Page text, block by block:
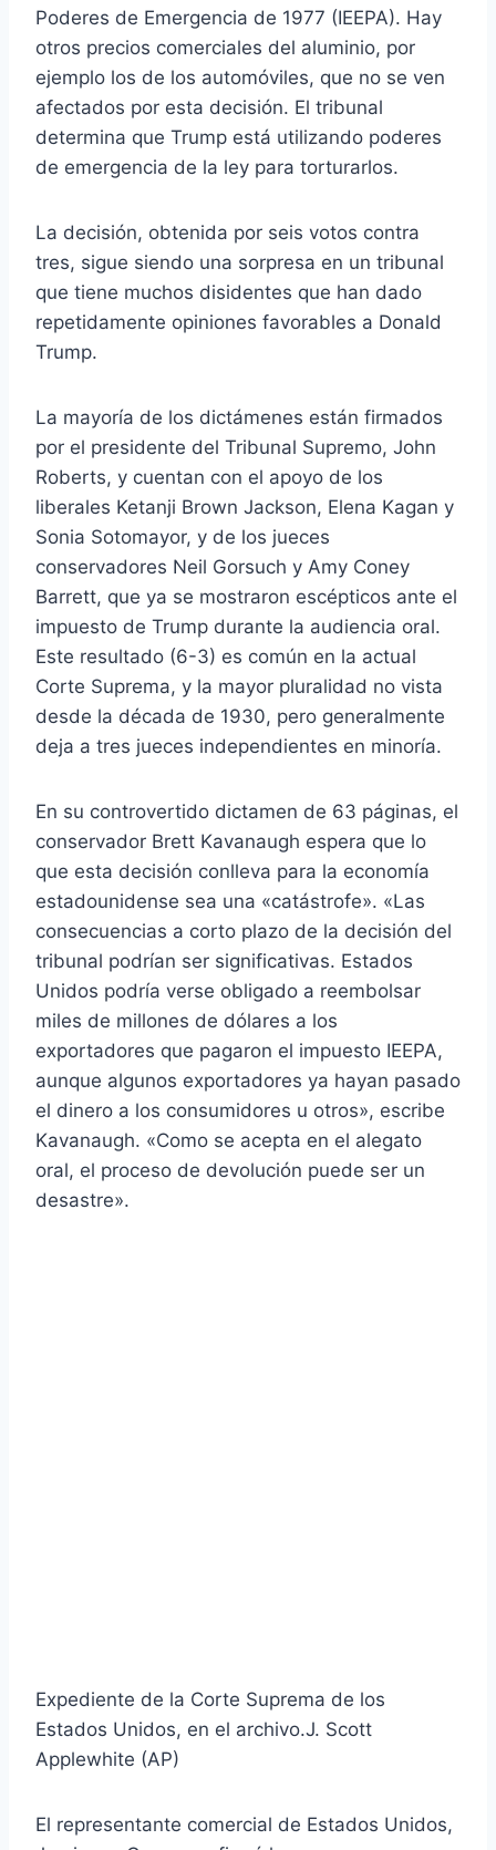
Poderes de Emergencia de 1977 (IEEPA). Hay
otros precios comerciales del aluminio, por
ejemplo los de los automóviles, que no se ven
afectados por esta decisión. El tribunal
determina que Trump está utilizando poderes
de emergencia de la ley para torturarlos.
La decisión, obtenida por seis votos contra
tres, sigue siendo una sorpresa en un tribunal
que tiene muchos disidentes que han dado
repetidamente opiniones favorables a Donald
Trump.
La mayoría de los dictámenes están firmados
por el presidente del Tribunal Supremo, John
Roberts, y cuentan con el apoyo de los
liberales Ketanji Brown Jackson, Elena Kagan y
Sonia Sotomayor, y de los jueces
conservadores Neil Gorsuch y Amy Coney
Barrett, que ya se mostraron escépticos ante el
impuesto de Trump durante la audiencia oral.
Este resultado (6-3) es común en la actual
Corte Suprema, y ​​la mayor pluralidad no vista
desde la década de 1930, pero generalmente
deja a tres jueces independientes en minoría.
En su controvertido dictamen de 63 páginas, el
conservador Brett Kavanaugh espera que lo
que esta decisión conlleva para la economía
estadounidense sea una «catástrofe». «Las
consecuencias a corto plazo de la decisión del
tribunal podrían ser significativas. Estados
Unidos podría verse obligado a reembolsar
miles de millones de dólares a los
exportadores que pagaron el impuesto IEEPA,
aunque algunos exportadores ya hayan pasado
el dinero a los consumidores u otros», escribe
Kavanaugh. «Como se acepta en el alegato
oral, el proceso de devolución puede ser un
desastre».
Expediente de la Corte Suprema de los
Estados Unidos, en el archivo.J. Scott
Applewhite (AP)
El representante comercial de Estados Unidos,